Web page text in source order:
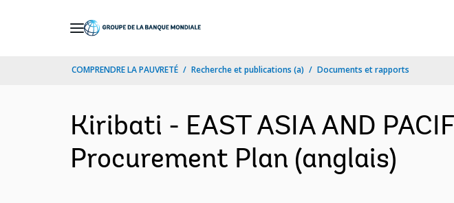
COMPRENDRE LA PAUVRETÉ Recherche et publications (a) Documents et rapports
Kiribati - EAST ASIA AND
Procurement Plan (anglais)